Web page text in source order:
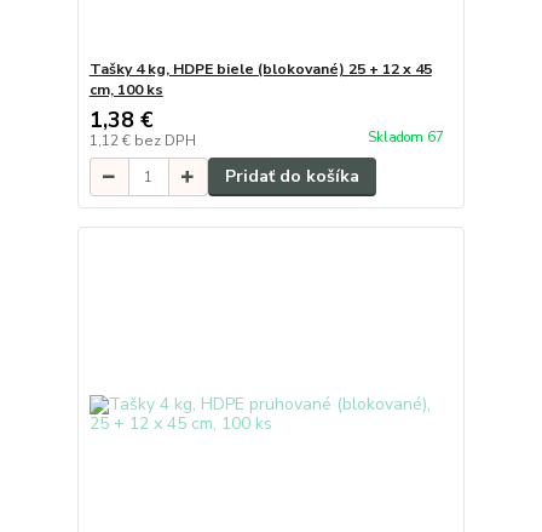
Tašky 4 kg, HDPE biele (blokované) 25 + 12 x 45
cm, 100 ks
1,38 €
1,12 € bez DPH Skladom 67
Pridať do košíka